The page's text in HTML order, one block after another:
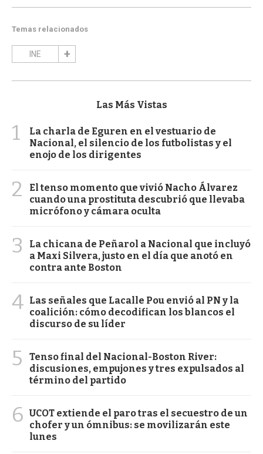
Temas relacionados
INE
Las Más Vistas
1
La charla de Eguren en el vestuario de
Nacional, el silencio de los futbolistas y el
enojo de los dirigentes
2
El tenso momento que vivió Nacho Álvarez
cuando una prostituta descubrió que llevaba
micrófono y cámara oculta
3
La chicana de Peñarol a Nacional que incluyó
a Maxi Silvera, justo en el día que anotó en
contra ante Boston
4 Las señales que Lacalle Pou envió al PN y la
coalición: cómo decodifican los blancos el
discurso de su líder
5
Tenso final del Nacional-Boston River:
discusiones, empujones y tres expulsados al
término del partido
6 UCOT extiende el paro tras el secuestro de un
chofer y un ómnibus: se movilizarán este
lunes